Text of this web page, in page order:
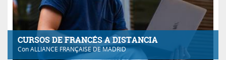
CURSOS DE FRANCÉS A DISTANCIA
ConALLIANCE FRANÇAISE DE MADRID